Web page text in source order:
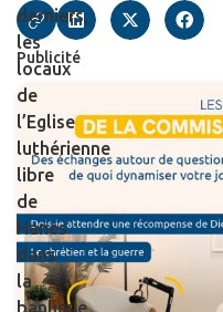
Publicité
derniers,
les
locaux
de
l’Eglise
luthérienne
libre
de
Hanes
dans
la
banlieue